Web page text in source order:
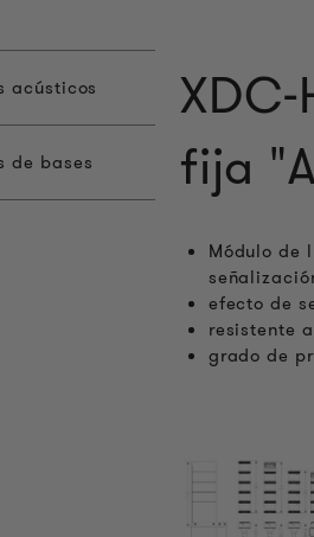
acústicos
de bases
fija
Módulo de
efecto de
resistente
grado de